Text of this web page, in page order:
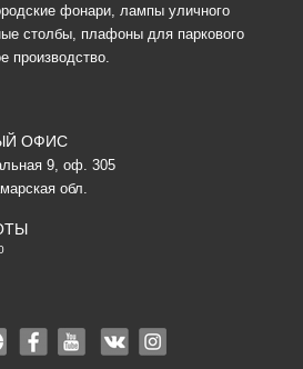
фонари, лампы уличного
столбы, плафоны для паркового
производство.
ОФИС
9, оф. 305
обл.